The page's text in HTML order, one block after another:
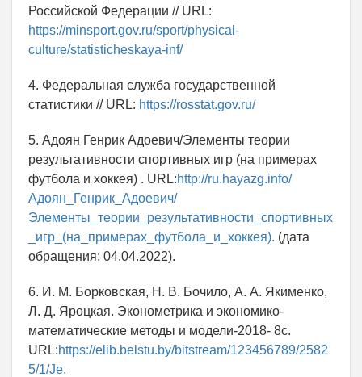
Российской Федерации // URL:
https://minsport.gov.ru/sport/physical-
culture/statisticheskaya-inf/
4. Федеральная служба государственной
статистики // URL: https://rosstat.gov.ru/
5. Адоян Генрик Адоевич/Элементы теории
результативности спортивных игр (на примерах
футбола и хоккея) . URL:http://ru.hayazg.info/
Адоян_Генрик_Адоевич/
Элементы_теории_результативности_спортивных
_игр_(на_примерах_футбола_и_хоккея). (дата
обращения: 04.04.2022).
6. И. М. Борковская, Н. В. Бочило, А. А. Якименко,
Л. Д. Яроцкая. Эконометрика и экономико-
математические методы и модели-2018- 8с.
URL:https://elib.belstu.by/bitstream/123456789/2582
5/1/Je.